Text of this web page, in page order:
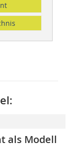
als Modell